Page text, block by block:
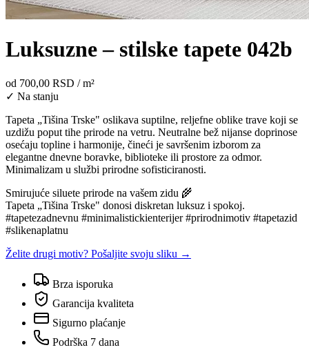
Luksuzne – stilske tapete 042b
od 700,00 RSD / m²
✓ Na stanju
Tapeta „Tišina Trske" oslikava suptilne, reljefne oblike trave koji se
uzdižu poput tihe prirode na vetru. Neutralne bež nijanse doprinose
osećaju topline i harmonije, čineći je savršenim izborom za
elegantne dnevne boravke, biblioteke ili prostore za odmor.
Minimalizam u službi prirodne sofisticiranosti.
Smirujuće siluete prirode na vašem zidu 🌾
Tapeta „Tišina Trske" donosi diskretan luksuz i spokoj.
#tapetezadnevnu #minimalistickienterijer #prirodnimotiv #tapetazid
#slikenaplatnu
Želite drugi motiv? Pošaljite svoju sliku →
Brza isporuka
Garancija kvaliteta
Sigurno plaćanje
Podrška 7 dana